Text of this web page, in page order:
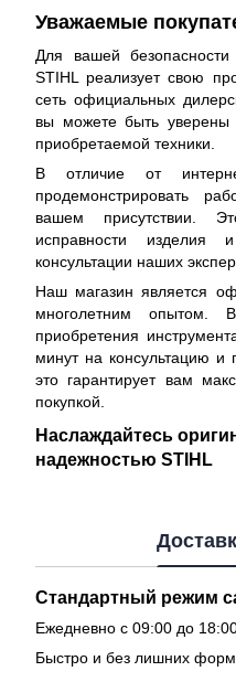
Уважаемые
Для вашей
STIHL реализует свою
сеть официальных
вы можете быть уверены
приобретаемой техники.
В отличие от
продемонстрировать
вашем присутствии.
исправности изделия
консультации наших
Наш магазин является
многолетним опытом.
приобретения
минут на консультацию и
это гарантирует вам
покупкой.
Наслаждайтесь
надежностью STIHL
Стандартный режим
Ежедневно с 09:00 до
Быстро и без лишних